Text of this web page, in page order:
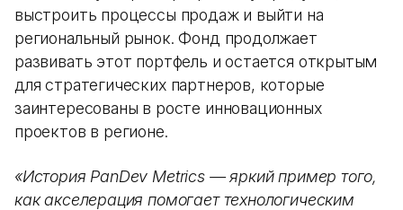
выстроить процессы продаж и выйти на
региональный рынок. Фонд продолжает
развивать этот портфель и остается открытым
для стратегических партнеров, которые
заинтересованы в росте инновационных
проектов в регионе.
«История PanDev Metrics — яркий пример того,
как акселерация помогает технологическим